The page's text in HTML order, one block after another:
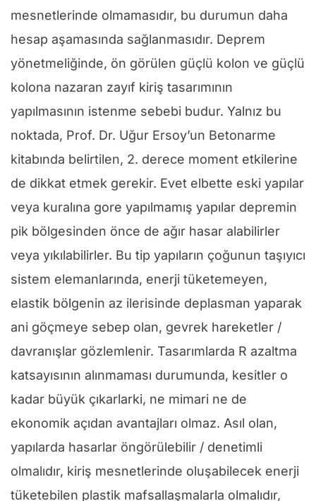
mesnetlerinde olmamasıdır, bu durumun daha
hesap aşamasında sağlanmasıdır. Deprem
yönetmeliğinde, ön görülen güçlü kolon ve güçlü
kolona nazaran zayıf kiriş tasarımının
yapılmasının istenme sebebi budur. Yalnız bu
noktada, Prof. Dr. Uğur Ersoy’un Betonarme
kitabında belirtilen, 2. derece moment etkilerine
de dikkat etmek gerekir. Evet elbette eski yapılar
veya kuralına gore yapılmamış yapılar depremin
pik bölgesinden önce de ağır hasar alabilirler
veya yıkılabilirler. Bu tip yapıların çoğunun taşıyıcı
sistem elemanlarında, enerji tüketemeyen,
elastik bölgenin az ilerisinde deplasman yaparak
ani göçmeye sebep olan, gevrek hareketler /
davranışlar gözlemlenir. Tasarımlarda R azaltma
katsayısının alınmaması durumunda, kesitler o
kadar büyük çıkarlarki, ne mimari ne de
ekonomik açıdan avantajları olmaz. Asıl olan,
yapılarda hasarlar öngörülebilir / denetimli
olmalıdır, kiriş mesnetlerinde oluşabilecek enerji
tüketebilen plastik mafsallaşmalarla olmalıdır,